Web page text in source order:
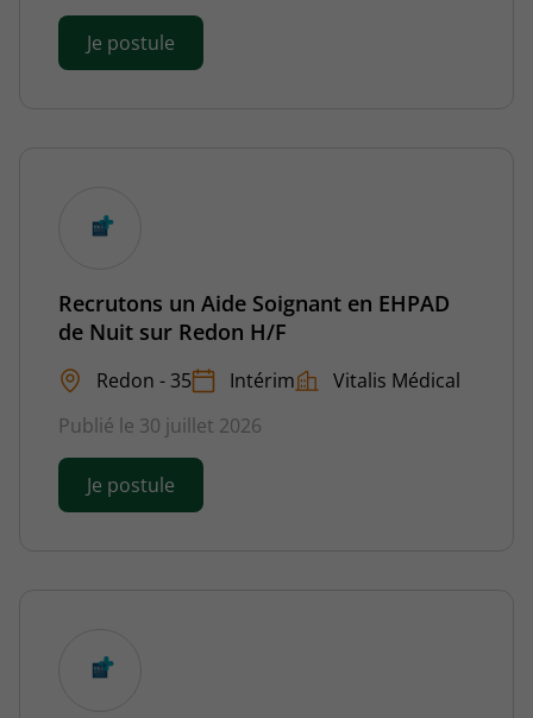
Je postule
Recrutons un Aide Soignant en EHPAD
de Nuit sur Redon H/F
Redon - 35 Intérim
Vitalis Médical
Publié le 30 juillet 2026
Je postule